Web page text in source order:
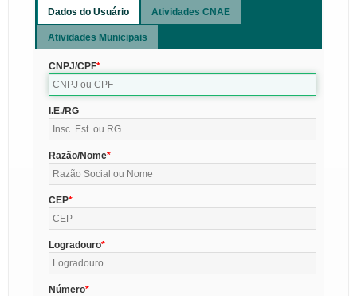
Dados do Usuário Atividades CNAE
Atividades Municipais
CNPJ/CPF
I.E./RG
Razão/Nome
CEP
Logradouro
Número